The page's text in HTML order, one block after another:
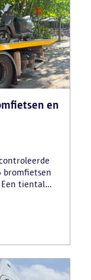
en
bromfietsen
tiental
de politie
gevonden.